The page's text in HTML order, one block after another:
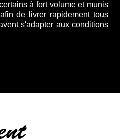
à fort volume et munis
de livrer rapidement tous
s'adapter aux conditions